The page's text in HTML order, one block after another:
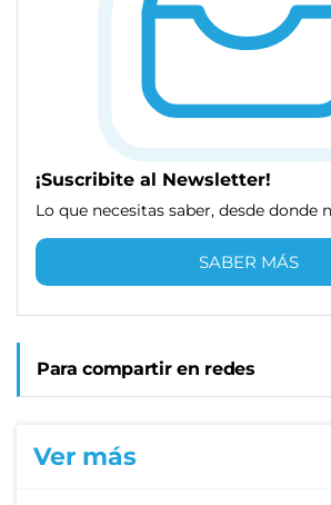
¡Suscribite al Newsletter!
Lo que necesitas saber, desde donde
SABER MÁS
Para compartir en redes
Ver más